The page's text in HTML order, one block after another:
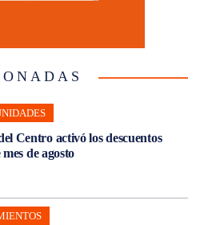
Centro activó los descuentos
de agosto